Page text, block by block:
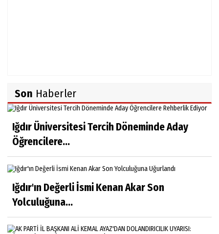
Son Haberler
Iğdır Üniversitesi Tercih Döneminde Aday
Öğrencilere...
Iğdır'ın Değerli İsmi Kenan Akar Son
Yolculuğuna...